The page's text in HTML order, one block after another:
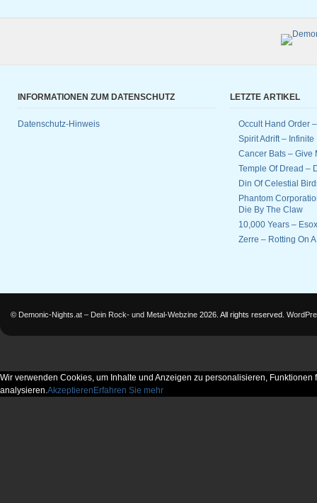
INFORMATIONEN ZUM DATENSCHUTZ
Datenschutz-Hinweis
LETZTE ARTIKEL
Occult Hand Order
Spirit Adrift –
Cancer Bats – Give
Temple Of Dread –
Din Of Celestial
Phantom
Die By The Claw
10,000 Years –
Zerre – Rotting On
© Demonic-Nights.at – Dein Rock- und Metal-Webzine 2026. All rights reserved.
Wir verwenden Cookies, um Inhalte und Anzeigen zu personalisieren,
analysieren.Akzeptieren Erfahren Sie mehr